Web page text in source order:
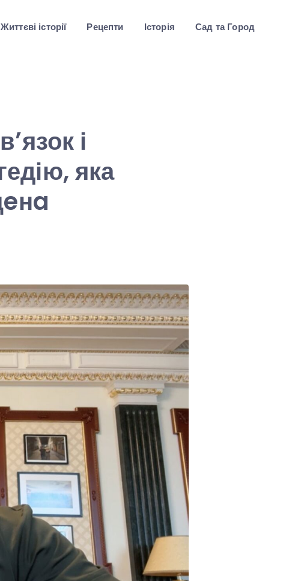
Життєві історії Рецепти Історія Сад та Город
і
яка